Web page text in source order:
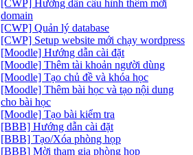
[CWP] Hướng dẫn cấu hình thêm mới
domain
[CWP] Quản lý database
[CWP] Setup website mới chạy wordpress
[Moodle] Hướng dẫn cài đặt
[Moodle] Thêm tài khoản người dùng
[Moodle] Tạo chủ đề và khóa học
[Moodle] Thêm bài học và tạo nội dung
cho bài học
[Moodle] Tạo bài kiểm tra
[BBB] Hướng dẫn cài đặt
[BBB] Tạo/Xóa phòng họp
[BBB] Mời tham gia phòng họp